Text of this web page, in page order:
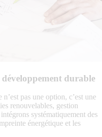
développement durable
pas une option, c’est une
renouvelables, gestion
systématiquement des
énergétique et les